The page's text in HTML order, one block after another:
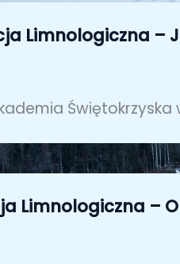
Limnologiczna –
Limnologiczna –